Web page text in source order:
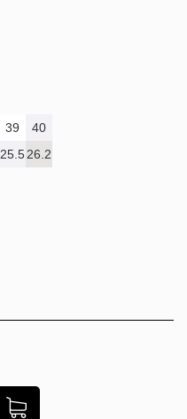
39
40
25.526.2